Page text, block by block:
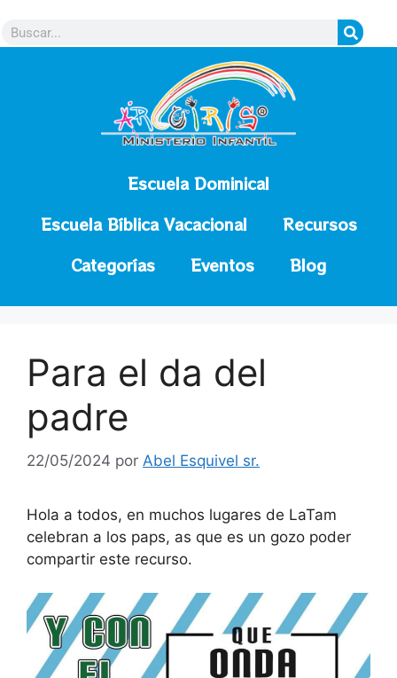
Escuela Dominical
Escuela Bíblica Vacacional
Recursos
Categorías
Eventos Blog
Para el da del
padre
22/05/2024 por Abel Esquivel sr.
Hola a todos, en muchos lugares de LaTam
celebran a los paps, as que es un gozo poder
compartir este recurso.